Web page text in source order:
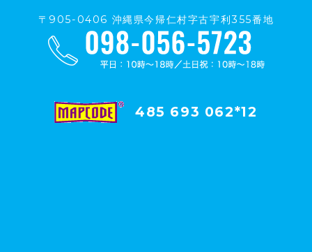
〒905-0406 沖縄県今帰仁村字古宇利355番地
485 693 062*12